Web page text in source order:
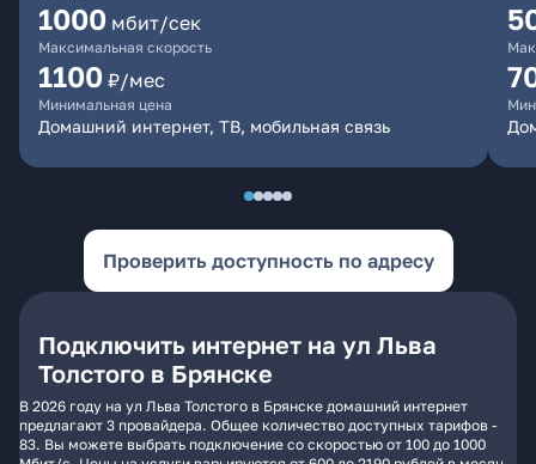
1000 мбит/сек
Максимальная скорость
1100 ₽/мес
Минимальная цена
Домашний интернет, ТВ, мобильная связь
Проверить доступность по адресу
Подключить интернет на ул Льва
Толстого в Брянске
В 2026 году на ул Льва Толстого в Брянске домашний интернет
предлагают 3 провайдера. Общее количество доступных тарифов -
83. Вы можете выбрать подключение со скоростью от 100 до 1000